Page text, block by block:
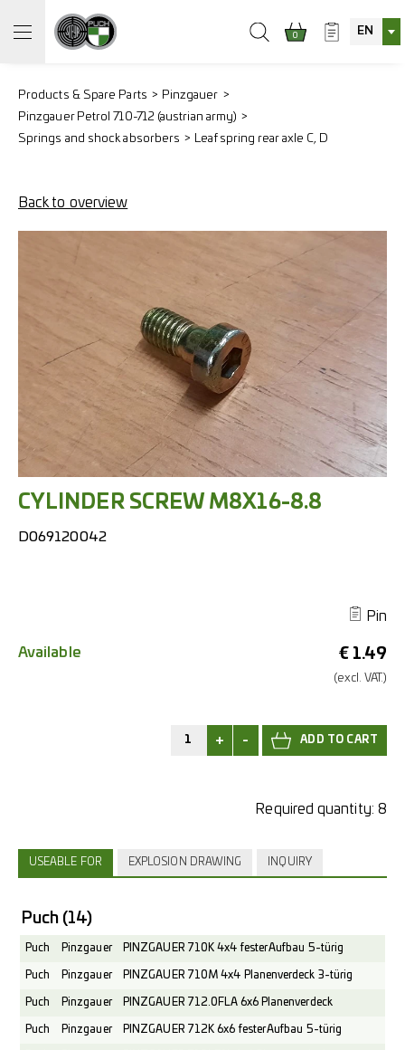
0 EN
Products & Spare Parts
Pinzgauer
Pinzgauer Petrol 710-712 (austrian army)
Springs and shock absorbers
Leaf spring rear axle C, D
Back to overview
CYLINDER SCREW M8X16-8.8
D069120042
Pin
€ 1.49
(excl. VAT.)
Available
+ -
Required quantity: 8
USEABLE FOR EXPLOSION DRAWING INQUIRY
Puch (14)
Puch Pinzgauer PINZGAUER 710K 4x4 fester Aufbau 5-türig
Puch Pinzgauer PINZGAUER 710M 4x4 Planenverdeck 3-türig
Puch Pinzgauer PINZGAUER 712.0FLA 6x6 Planenverdeck
Puch Pinzgauer PINZGAUER 712K 6x6 fester Aufbau 5-türig